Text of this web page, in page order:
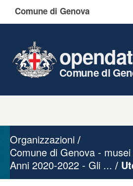
Comune di Genova
Comune di
Gruppi
Informazioni
Organizzazioni
Comune di Genova -
Anni 2020-2022 - Gli ...